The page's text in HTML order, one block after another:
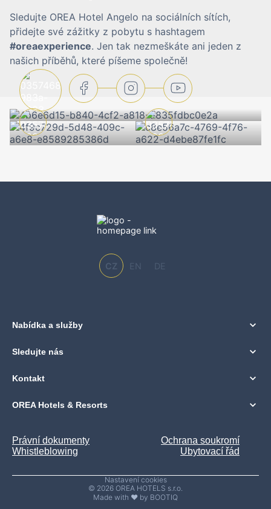
Sledujte OREA Hotel Angelo na sociálních sítích,
přidejte své zážitky z pobytu s hashtagem
#oreaexperience. Jen tak nezmeškáte ani jeden z
našich příběhů, které píšeme společně!
CZ EN DE
Nabídka a služby
Sledujte nás
Kontakt
OREA Hotels & Resorts
Právní dokumenty
Ochrana soukromí
Whistleblowing
Ubytovací řád
© 2026 OREA HOTELS s.r.o.
Nastavení cookies
Made with ♥ by BOOTIQ